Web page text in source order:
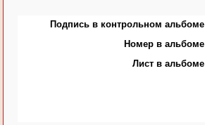
Подпись в контрольном альбоме
Номер в альбоме
Лист в альбоме